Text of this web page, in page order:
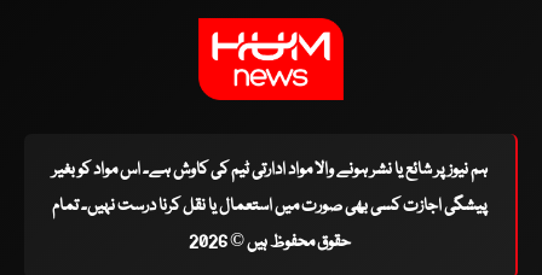
ہم نیوز پر شائع یا نشر ہونے والا مواد ادارتی ٹیم کی کاوش ہے۔ اس مواد کو بغیر
پیشگی اجازت کسی بھی صورت میں استعمال یا نقل کرنا درست نہیں۔ تمام
حقوق محفوظ ہیں © 2026